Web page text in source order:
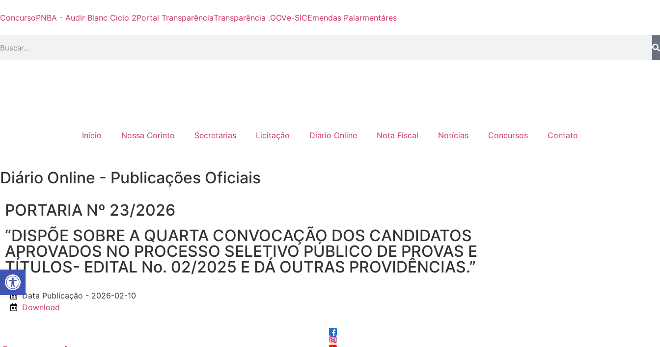
ConcursoPNBA - Audir Blanc Ciclo 2Portal TransparênciaTransparência .GOVe-SICEmendas Palarmentáres
Início Nossa Corinto Secretarias Licitação Diário Online Nota Fiscal Notícias Concursos Contato
Diário Online - Publicações Oficiais
PORTARIA Nº 23/2026
“DISPÕE SOBRE A QUARTA CONVOCAÇÃO DOS CANDIDATOS
APROVADOS NO PROCESSO SELETIVO PÚBLICO DE PROVAS E
TÍTULOS- EDITAL No. 02/2025 E DÁ OUTRAS PROVIDÊNCIAS.”
Data Publicação - 2026-02-10
Download
Abrir a barra de ferramentas